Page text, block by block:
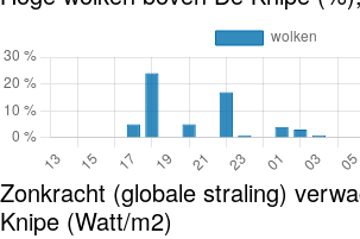
Zonkracht (globale straling)
Knipe (Watt/m2)